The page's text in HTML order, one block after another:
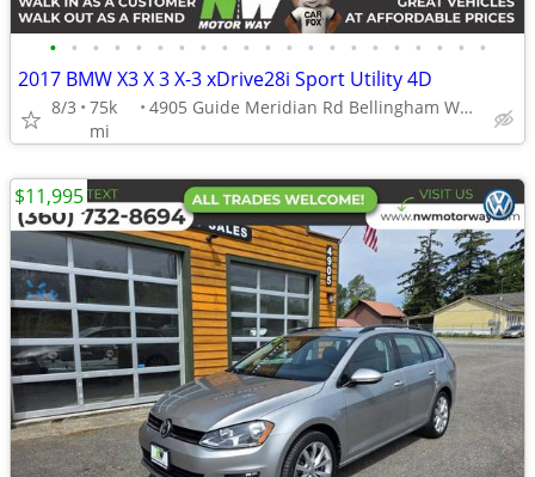
• • • • • • • • • • • • • • • • • • • • •
2017 BMW X3 X 3 X-3 xDrive28i Sport Utility 4D
8/3
75k
mi
4905 Guide Meridian Rd Bellingham WA 98226
$11,995